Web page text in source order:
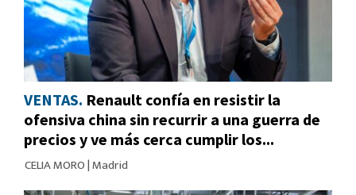
VENTAS. Renault confía en resistir la
ofensiva china sin recurrir a una guerra de
precios y ve más cerca cumplir los...
CELIA MORO|Madrid